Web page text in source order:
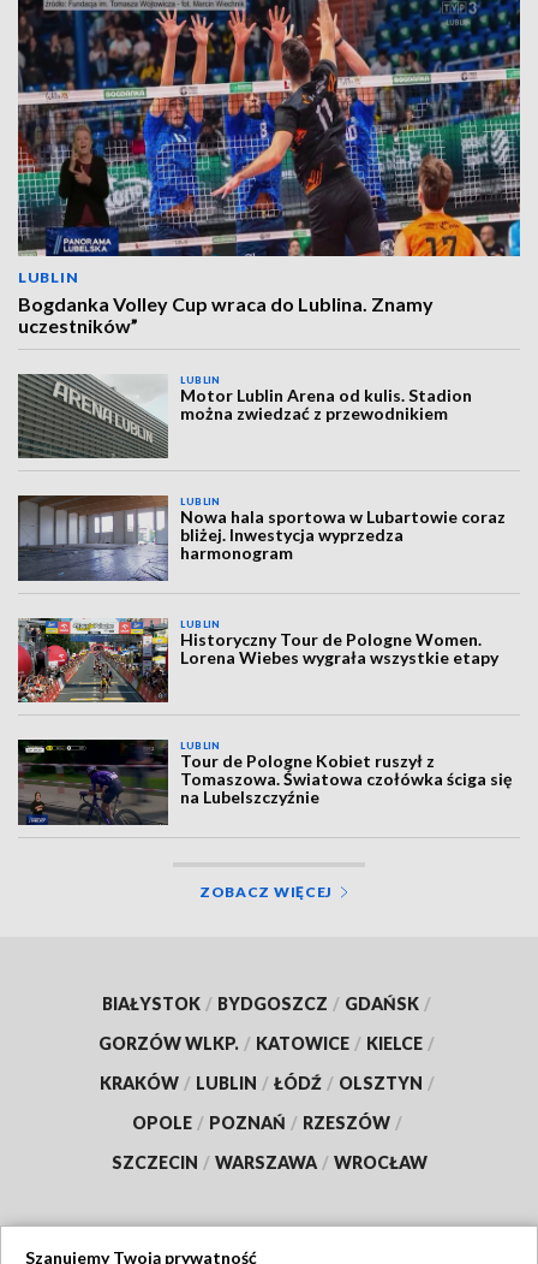
LUBLIN
Bogdanka Volley Cup wraca do Lublina. Znamy
uczestników”
LUBLIN
Motor Lublin Arena od kulis. Stadion
można zwiedzać z przewodnikiem
LUBLIN
Nowa hala sportowa w Lubartowie coraz
bliżej. Inwestycja wyprzedza
harmonogram
LUBLIN
Historyczny Tour de Pologne Women.
Lorena Wiebes wygrała wszystkie etapy
LUBLIN
Tour de Pologne Kobiet ruszył z
Tomaszowa. Światowa czołówka ściga się
na Lubelszczyźnie
ZOBACZ WIĘCEJ
BIAŁYSTOK / BYDGOSZCZ / GDAŃSK /
GORZÓW WLKP. / KATOWICE / KIELCE /
KRAKÓW / LUBLIN / ŁÓDŹ / OLSZTYN /
OPOLE / POZNAŃ / RZESZÓW /
SZCZECIN / WARSZAWA / WROCŁAW
Szanujemy Twoją prywatność